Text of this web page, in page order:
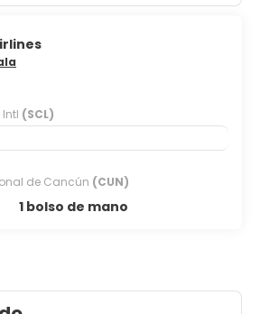
Intl (SCL)
de Cancún (CUN)
1 bolso de mano